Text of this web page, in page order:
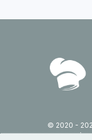
© 2020 -